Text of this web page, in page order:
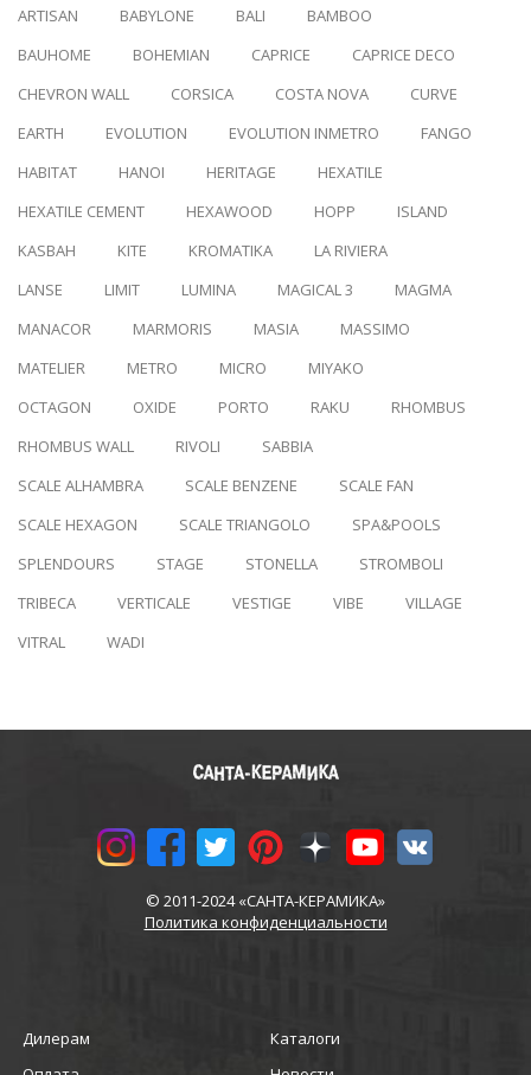
ARTISAN
BABYLONE BALI
BAMBOO
BAUHOME
BOHEMIAN CAPRICE
CAPRICE DECO
CHEVRON WALL
CORSICA COSTA NOVA
CURVE
EARTH
EVOLUTION EVOLUTION INMETRO
FANGO
HABITAT
HANOI HERITAGE
HEXATILE
HEXATILE CEMENT
HEXAWOOD HOPP
ISLAND
KASBAH
KITE KROMATIKA
LA RIVIERA
LANSE
LIMIT LUMINA MAGICAL 3
MAGMA
MANACOR
MARMORIS MASIA
MASSIMO
MATELIER
METRO MICRO
MIYAKO
OCTAGON
OXIDE PORTO RAKU
RHOMBUS
RHOMBUS WALL
RIVOLI
SABBIA
SCALE ALHAMBRA
SCALE BENZENE
SCALE FAN
SCALE HEXAGON
SCALE TRIANGOLO
SPA&POOLS
SPLENDOURS
STAGE STONELLA
STROMBOLI
TRIBECA
VERTICALE VESTIGE VIBE
VILLAGE
VITRAL
WADI
© 2011-2024 «САНТА-КЕРАМИКА»
Политика конфиденциальности
Дилерам
Каталоги